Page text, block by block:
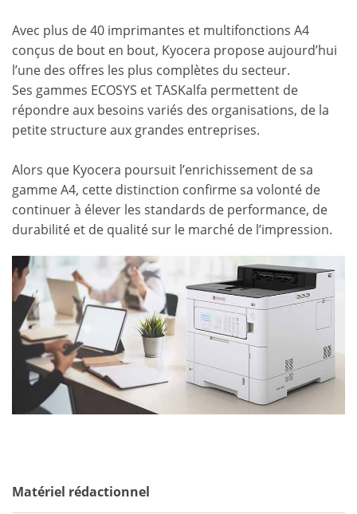
Avec plus de 40 imprimantes et multifonctions A4
conçus de bout en bout, Kyocera propose aujourd’hui
l’une des offres les plus complètes du secteur.
Ses gammes ECOSYS et TASKalfa permettent de
répondre aux besoins variés des organisations, de la
petite structure aux grandes entreprises.
Alors que Kyocera poursuit l’enrichissement de sa
gamme A4, cette distinction confirme sa volonté de
continuer à élever les standards de performance, de
durabilité et de qualité sur le marché de l’impression.
Matériel rédactionnel